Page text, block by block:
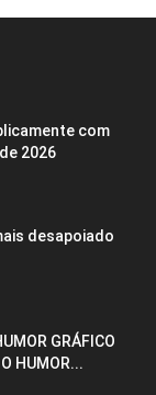
com
2026
desapoiado
GRÁFICO
HUMOR...